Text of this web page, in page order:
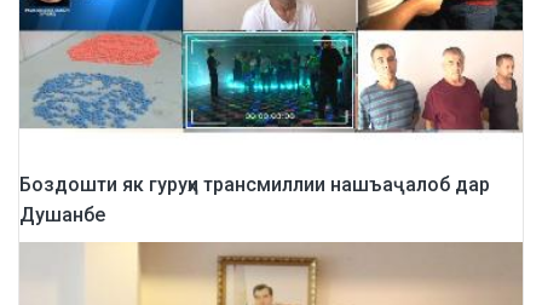
Боздошти як гуруҳи трансмиллии нашъаҷалоб дар
Душанбе